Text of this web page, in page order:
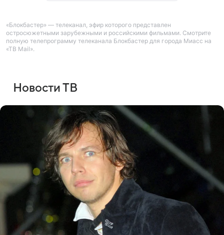
«Блокбастер» — телеканал, эфир которого представлен
остросюжетными зарубежными и российскими фильмами. Смотрите
полную телепрограмму телеканала Блокбастер для города Миасс на
«ТВ Mail».
Новости ТВ